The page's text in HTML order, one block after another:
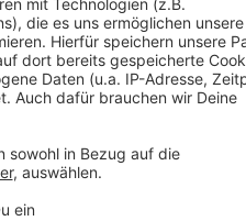
bedroht", sagen die
(Bild links). "Deshalb